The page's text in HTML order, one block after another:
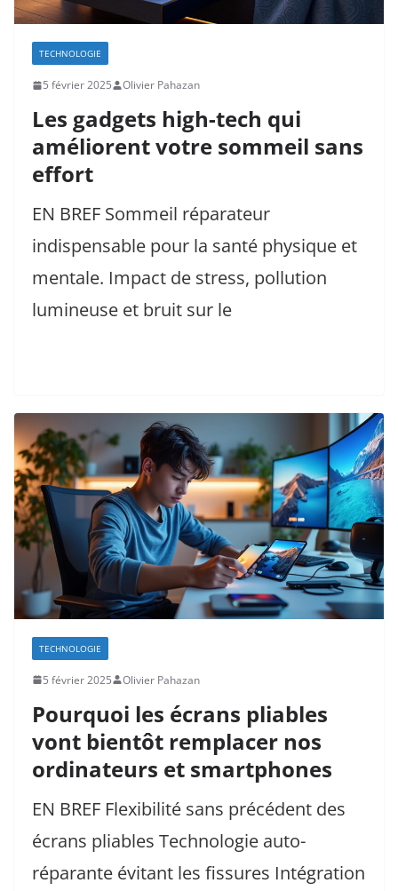
TECHNOLOGIE
5 février 2025 Olivier Pahazan
Les gadgets high-tech qui
améliorent votre sommeil sans
effort
EN BREF Sommeil réparateur
indispensable pour la santé physique et
mentale. Impact de stress, pollution
lumineuse et bruit sur le
TECHNOLOGIE
5 février 2025 Olivier Pahazan
Pourquoi les écrans pliables
vont bientôt remplacer nos
ordinateurs et smartphones
EN BREF Flexibilité sans précédent des
écrans pliables Technologie auto-
réparante évitant les fissures Intégration